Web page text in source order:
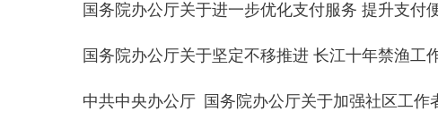
国务院办公厅关于进一步优化支付服务 提升支付
国务院办公厅关于坚定不移推进 长江十年禁渔工
中共中央办公厅 国务院办公厅关于加强社区工作